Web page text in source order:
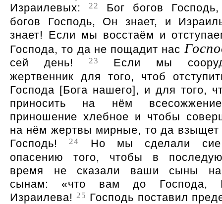
Израилевых:
22
Бог богов
богов Господь, Он знает, и
знает! Если мы восстаём и
Господа, то да не пощадит нас
сей день! 23
Если мы
жертвенник для того, чтоб
Господа [Бога нашего], и для того,
приносить на нём
приношение хлебное и чтобы
на нём жертвы мирные, то да
Господь!24
Но мы сделали
опасению того, чтобы в
время не сказали ваши сыны
сынам: «что вам до Господа,
Израилева!25 Господь поставил